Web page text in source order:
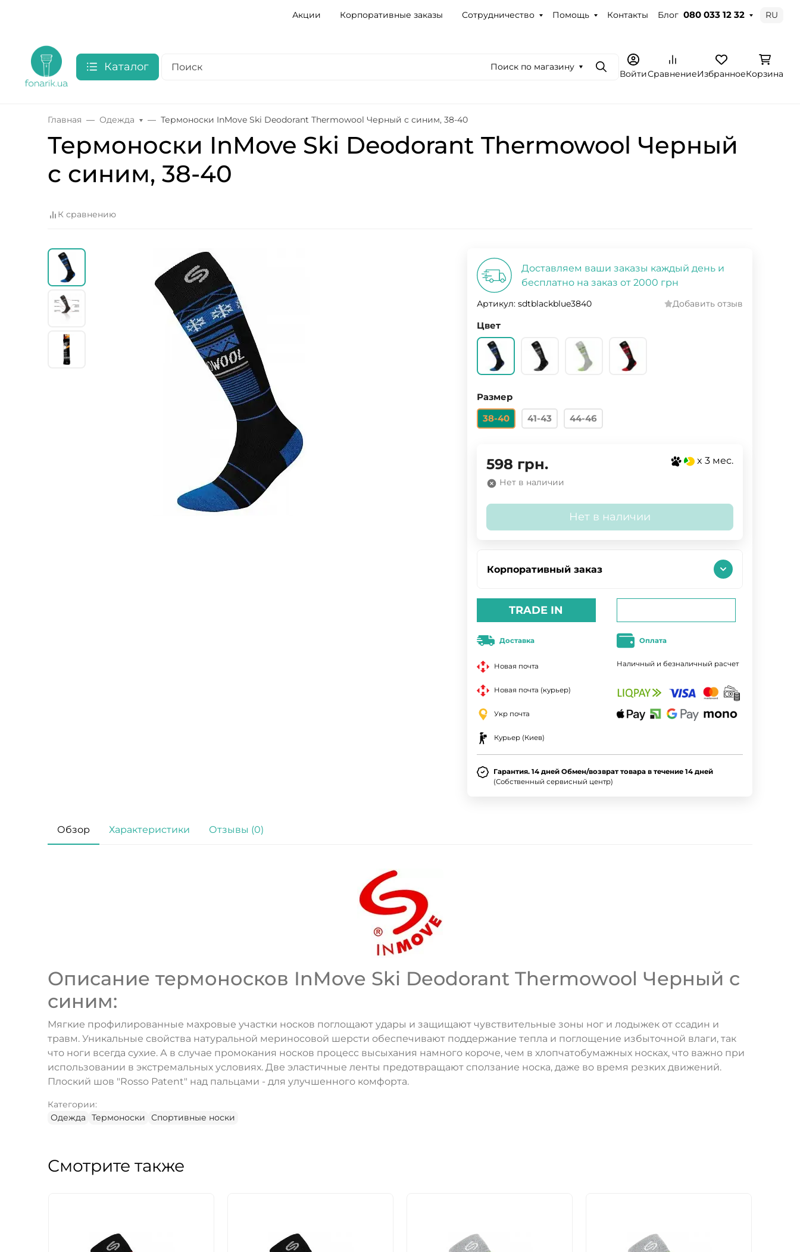
Акции Корпоративные заказы Сотрудничество Помощь Контакты Блог 080 033 12 32 RU
Каталог Поиск по магазину
ПоискВойтиСравнениеИзбранноеКорзина
Главная Одежда Термоноски InMove Ski Deodorant Thermowool Черный с синим, 38-40
Термоноски InMove Ski Deodorant Thermowool Черный
с синим, 38-40
К сравнению
Доставляем ваши заказы каждый день и
бесплатно на заказ от 2000 грн
Артикул: sdtblackblue3840 Добавить отзыв
Цвет
Размер
38-40 41-43 44-46
598 грн. x 3 мес.
Нет в наличии
Нет в наличии
Корпоративный заказ
TRADE IN
Доставка
Новая почта
Новая почта (курьер)
Укр почта
Курьер (Киев)
Оплата
Наличный и безналичный расчет
Гарантия. 14 дней Обмен/возврат товара в течение 14 дней
(Собственный сервисный центр)
Обзор Характеристики Отзывы (0)
Описание термоносков InMove Ski Deodorant Thermowool Черный с
синим:
Мягкие профилированные махровые участки носков поглощают удары и защищают чувствительные зоны ног и лодыжек от ссадин и
травм. Уникальные свойства натуральной мериносовой шерсти обеспечивают поддержание тепла и поглощение избыточной влаги, так
что ноги всегда сухие. А в случае промокания носков процесс высыхания намного короче, чем в хлопчатобумажных носках, что важно при
использовании в экстремальных условиях. Две эластичные ленты предотвращают сползание носка, даже во время резких движений.
Плоский шов "Rosso Patent" над пальцами - для улучшенного комфорта.
Категории:
Одежда
Термоноски Спортивные носки
Смотрите также
ДА